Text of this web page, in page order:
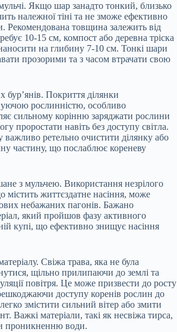
Якщо шар занадто тонкий, близько
належної тіні та не зможе ефективно
Рекомендована товщина залежить від
10-15 см, компост або деревна тріска
на глибину 7-10 см. Тонкі шари
прозорими та з часом втрачати свою
бур’янів. Покриття ділянки
рослинністю, особливо
сильному корінню заряджати рослини
проростати навіть без доступу світла.
важливо ретельно очистити ділянку або
частину, що послаблює кореневу
з мульчею. Використання незрілого
життєздатне насіння, може
небажаних пагонів. Бажано
який пройшов фазу активного
купі, що ефективно знищує насіння
Свіжа трава, яка не була
щільно прилипаючи до землі та
повітря. Це може призвести до росту
доступу коренів рослин до
змістити сильний вітер або змити
Важкі матеріали, такі як несвіжа тирса,
проникненню води.